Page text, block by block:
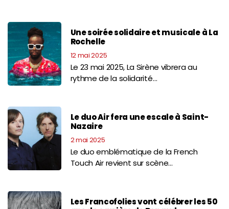
Une soirée solidaire et musicale à La
Rochelle
12 mai 2025
Le 23 mai 2025, La Sirène vibrera au
rythme de la solidarité…
Le duo Air fera une escale à Saint-
Nazaire
2 mai 2025
Le duo emblématique de la French
Touch Air revient sur scène…
Les Francofolies vont célébrer les 50